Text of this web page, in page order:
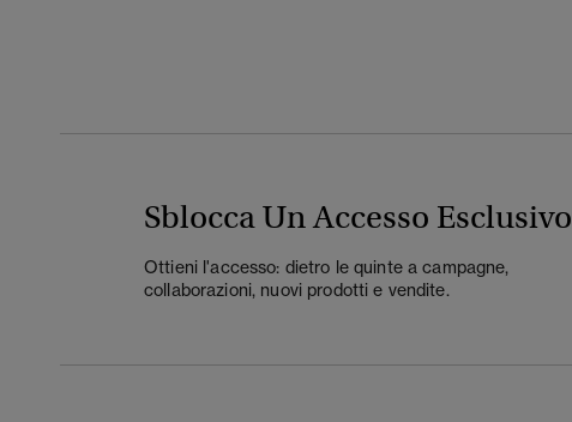
Sblocca Un Accesso Esclusivo
Ottieni l'accesso: dietro le quinte a campagne,
collaborazioni, nuovi prodotti e vendite.